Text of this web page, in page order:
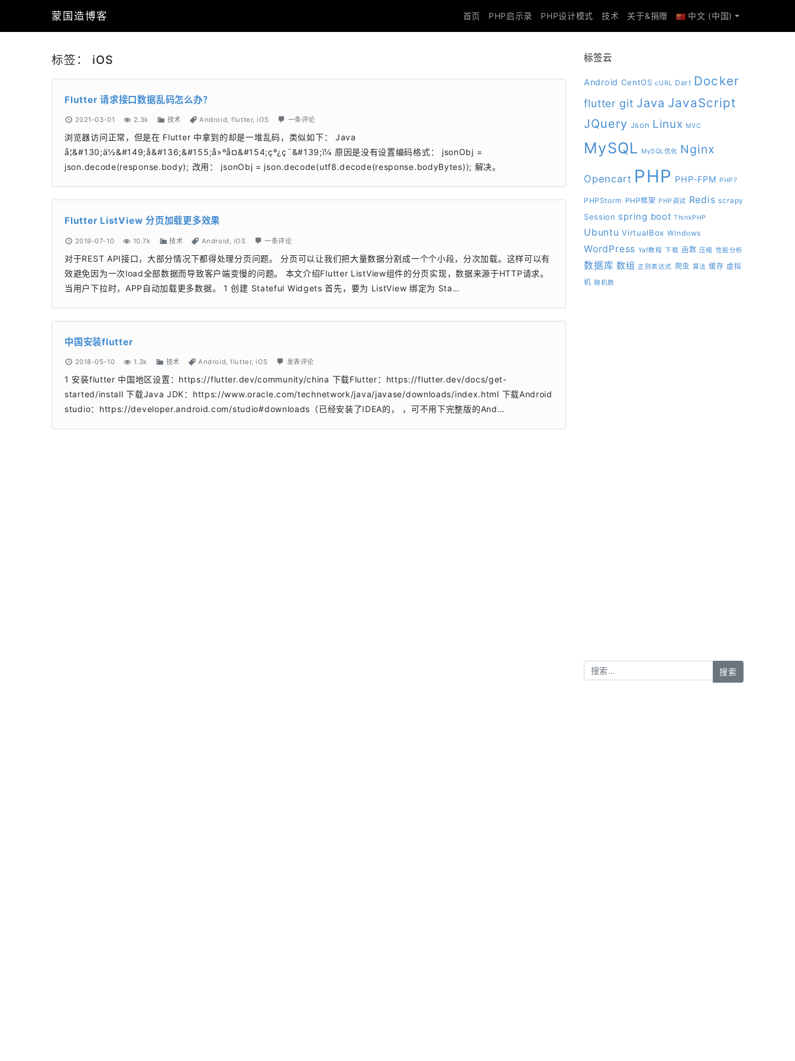
蒙国造博客 首页 PHP启示录 PHP设计模式 技术 关于&捐赠 中文 (中国)
标签： iOS
Flutter 请求接口数据乱码怎么办？
2021-03-01 2.3k 技术 Android,flutter,iOS 一条评论
浏览器访问正常，但是在 Flutter 中拿到的却是一堆乱码，类似如下： Java
å¦&#130;ä½&#149;å&#136;&#155;å»ºå¤&#154;çº¿ç¨&#139;ï¼ 原因是没有设置编码格式： jsonObj =
json.decode(response.body); 改用： jsonObj = json.decode(utf8.decode(response.bodyBytes)); 解决。
Flutter ListView 分页加载更多效果
2019-07-10 10.7k 技术 Android iOS 一条评论
对于REST API接口，大部分情况下都得处理分页问题。 分页可以让我们把大量数据分割成一个个小段，分次加载。这样可以有
效避免因为一次load全部数据而导致客户端变慢的问题。 本文介绍Flutter ListView组件的分页实现，数据来源于HTTP请求。
当用户下拉时，APP自动加载更多数据。 1 创建 Stateful Widgets 首先，要为 ListView 绑定为 Sta…
中国安装flutter
2018-05-10 1.3k 技术 Android,flutter,iOS 发表评论
1 安装flutter 中国地区设置：https://flutter.dev/community/china 下载Flutter：https://flutter.dev/docs/get-
started/install 下载Java JDK：https://www.oracle.com/technetwork/java/javase/downloads/index.html 下载Android
studio：https://developer.android.com/studio#downloads（已经安装了IDEA的， ，可不用下完整版的And…
标签云
Android CentOS cURL Dart Docker
flutter git Java JavaScript
JQuery Json Linux MVC
MySQL MySQL优化 Nginx
Opencart PHP PHP-FPM PHP7
PHPStorm PHP框架 PHP调试 Redis scrapy
Session spring boot ThinkPHP
Ubuntu VirtualBox Windows
WordPress Yaf教程 下载 函数 压缩 性能分析
数据库 数组 正则表达式 爬虫 算法 缓存 虚拟
机 随机数